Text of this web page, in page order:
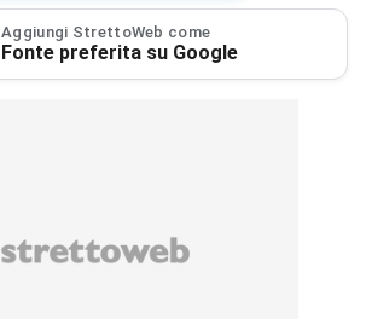
Aggiungi StrettoWeb come
Fonte preferita su Google